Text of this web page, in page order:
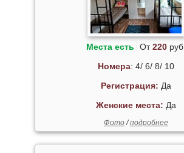
Места есть От220руб.
Номера: 4/ 6/ 8/ 10
Регистрация: Да
Женские места: Да
Фото/подробнее